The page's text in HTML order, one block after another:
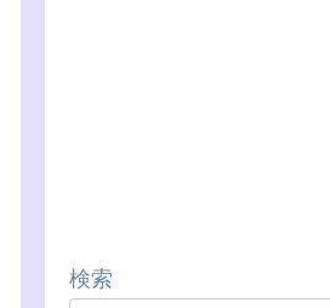
検索